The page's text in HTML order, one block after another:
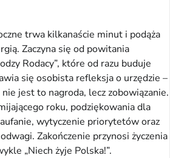
trwa kilkanaście minut i podąża
Zaczyna się od powitania
Rodacy”, które od razu buduje
się osobista refleksja o urzędzie –
jest to nagroda, lecz zobowiązanie.
roku, podziękowania dla
wytyczenie priorytetów oraz
Zakończenie przynosi życzenia
„Niech żyje Polska!”.